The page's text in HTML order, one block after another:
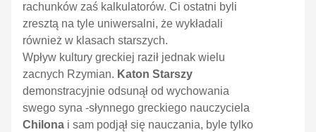
rachunków zaś kalkulatorów. Ci ostatni byli
zresztą na tyle uniwersalni, że wykładali
również w klasach starszych.
Wpływ kultury greckiej raził jednak wielu
zacnych Rzymian. Katon Starszy
demonstracyjnie odsunął od wychowania
swego syna -słynnego greckiego nauczyciela
Chilona i sam podjął się nauczania, byle tylko